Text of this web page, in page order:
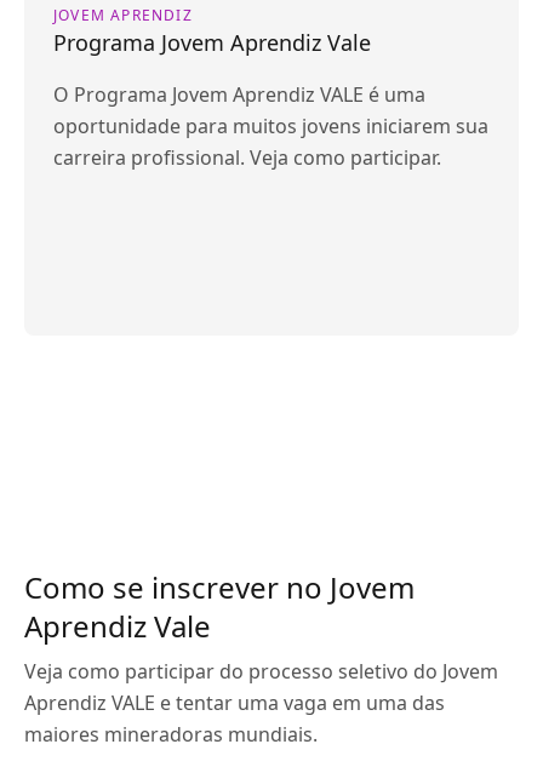
JOVEM APRENDIZ
Programa Jovem Aprendiz Vale
O Programa Jovem Aprendiz VALE é uma
oportunidade para muitos jovens iniciarem sua
carreira profissional. Veja como participar.
Como se inscrever no Jovem
Aprendiz Vale
Veja como participar do processo seletivo do Jovem
Aprendiz VALE e tentar uma vaga em uma das
maiores mineradoras mundiais.